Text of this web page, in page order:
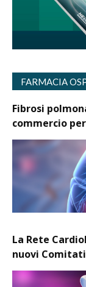
FARMACIA
Fibrosi
commercio
La Rete
nuovi